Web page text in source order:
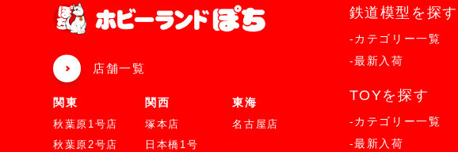
店舗一覧
関東
秋葉原1号店
秋葉原2号店
関西
塚本店
日本橋1号
東海
名古屋店
鉄道模型を探す
-カテゴリー一覧
-最新入荷
TOYを探す
-カテゴリー一覧
-最新入荷